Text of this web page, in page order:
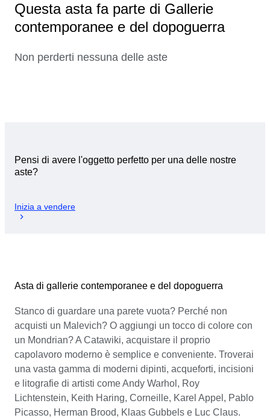
Questa asta fa parte di Gallerie
contemporanee e del dopoguerra
Non perderti nessuna delle aste
Pensi di avere l'oggetto perfetto per una delle nostre
aste?
Inizia a vendere
Asta di gallerie contemporanee e del dopoguerra
Stanco di guardare una parete vuota? Perché non
acquisti un Malevich? O aggiungi un tocco di colore con
un Mondrian? A Catawiki, acquistare il proprio
capolavoro moderno è semplice e conveniente. Troverai
una vasta gamma di moderni dipinti, acqueforti, incisioni
e litografie di artisti come Andy Warhol, Roy
Lichtenstein, Keith Haring, Corneille, Karel Appel, Pablo
Picasso, Herman Brood, Klaas Gubbels e Luc Claus.